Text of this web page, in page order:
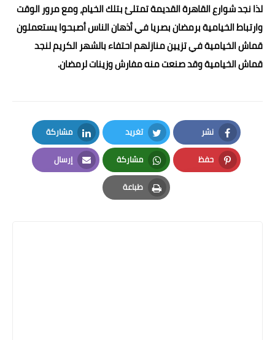
لذا نجد شوارع القاهرة القديمة تمتلئ بتلك الخيام، ومع مرور الوقت
وارتباط الخيامية برمضان بصريا في أذهان الناس أصبحوا يستعملون
قماش الخيامية في تزيين منازلهم احتفاء بالشهر الكريم لنجد
قماش الخيامية وقد صنعت منه مفارش وزينات لرمضان.
نشر
Facebook
تغريد
Twitter
مشاركة
LinkedIn
حفظ
Pinterest
مشاركة
Whatsapp
إرسال
Email
طباعة
Print